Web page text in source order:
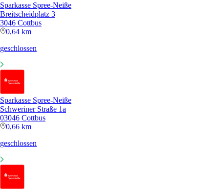
Sparkasse Spree-Neiße
Breitscheidplatz 3
3046 Cottbus
0,64 km
geschlossen
Sparkasse Spree-Neiße
Schweriner Straße 1a
03046 Cottbus
0,66 km
geschlossen